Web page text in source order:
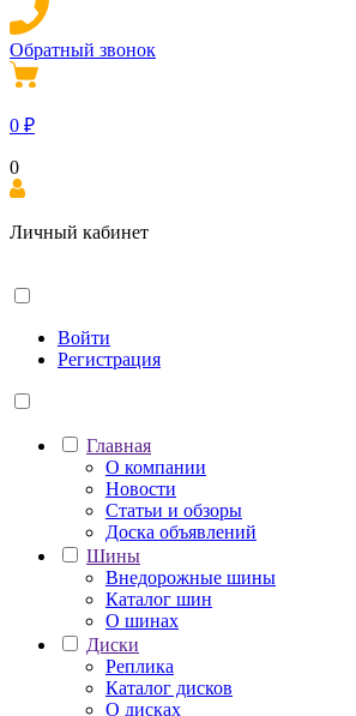
Обратный звонок
0 ₽
0
Личный кабинет
Войти
Регистрация
Главная
О компании
Новости
Статьи и обзоры
Доска объявлений
Шины
Внедорожные шины
Каталог шин
О шинах
Диски
Реплика
Каталог дисков
О дисках